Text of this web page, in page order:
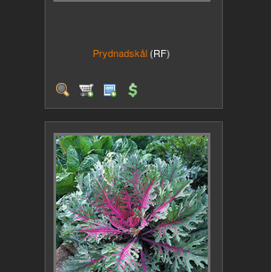
Prydnadskål (RF)